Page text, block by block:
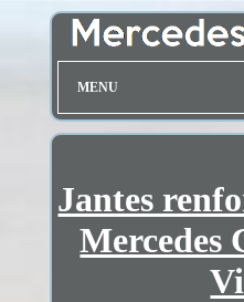
MENU
Jantes
Mercedes